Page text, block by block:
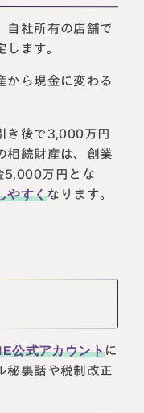
自社所有の店舗で
ます。
から現金に変わる
き後で3,000万円
相続財産は、創業
5,000万円とな
やすくなります。
公式アカウントに
秘裏話や税制改正